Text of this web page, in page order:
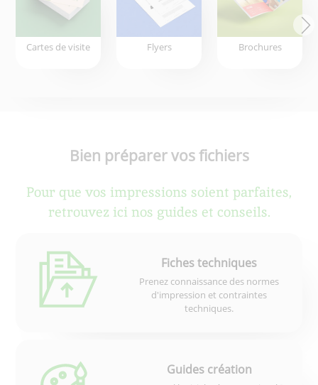
Cartes de visite Flyers Brochures
Bien préparer vos fichiers
Pour que vos impressions soient parfaites,
retrouvez ici nos guides et conseils.
Fiches techniques
Prenez connaissance des normes
d'impression et contraintes
techniques.
Guides création